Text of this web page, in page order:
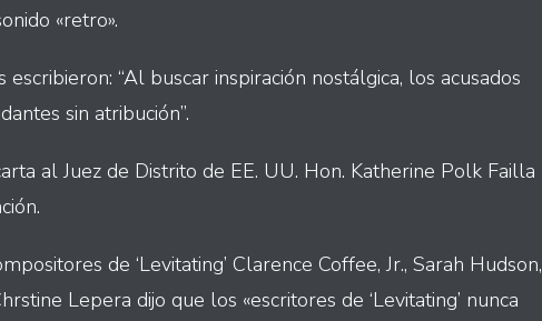
«retro».
“Al buscar inspiración nostálgica, los acusados
sin atribución”.
al Juez de Distrito de EE. UU. Hon. Katherine Polk Failla
de ‘Levitating’ Clarence Coffee, Jr., Sarah Hudson,
Lepera dijo que los «escritores de ‘Levitating’ nunca